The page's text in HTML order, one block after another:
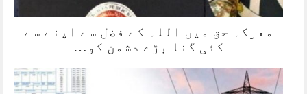
معرکہ حق میں اللہ کے فضل سے اپنے سے
کئی گنا بڑے دشمن کو…